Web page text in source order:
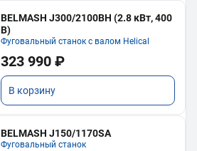
BELMASH J300/2100ВH (2.8 кВт, 400
В)
Фуговальный станок с валом Helical
323 990 ₽
В корзину
BELMASH J150/1170SA
Фуговальный станок